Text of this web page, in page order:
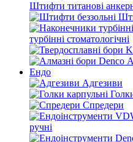
Штифти титанові
турбінні стоматологічні
Ендо
Адгезиви
Спредери
ручні